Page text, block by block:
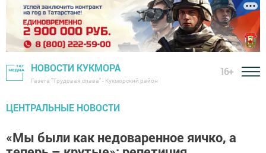
НОВОСТИ КУКМОРА
Газета "Трудовая слава" - Кукморский район
16+
ЦЕНТРАЛЬНЫЕ НОВОСТИ
«Мы были как недоваренное яичко, а